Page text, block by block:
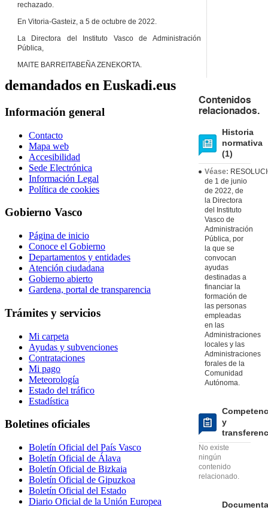
rechazado.
En Vitoria-Gasteiz, a 5 de octubre de 2022.
La Directora del Instituto Vasco de Administración
Pública,
MAITE BARREITABEÑA ZENEKORTA.
Contenidos
relacionados.
Historia
normativa
(1)
Véase:
de 1 de junio
de 2022, de
la Directora
del Instituto
Vasco de
Administración
Pública, por
la que se
convocan
ayudas
destinadas a
financiar la
formación de
las personas
empleadas
en las
Administraciones
locales y las
Administraciones
forales de la
Comunidad
Autónoma.
y
No existe
ningún
contenido
relacionado.
demandados en Euskadi.eus
Información general
Contacto
Mapa web
Accesibilidad
Sede Electrónica
Información Legal
Política de cookies
Gobierno Vasco
Página de inicio
Conoce el Gobierno
Departamentos y entidades
Atención ciudadana
Gobierno abierto
Gardena, portal de transparencia
Trámites y servicios
Mi carpeta
Ayudas y subvenciones
Contrataciones
Mi pago
Meteorología
Estado del tráfico
Estadística
Boletines oficiales
Boletín Oficial del País Vasco
Boletín Oficial de Álava
Boletín Oficial de Bizkaia
Boletín Oficial de Gipuzkoa
Boletín Oficial del Estado
Diario Oficial de la Unión Europea